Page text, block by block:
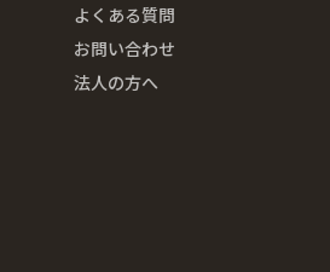
よくある質問
お問い合わせ
法人の方へ